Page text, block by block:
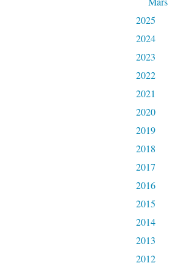
2025
2024
2023
2022
2021
2020
2019
2018
2017
2016
2015
2014
2013
2012